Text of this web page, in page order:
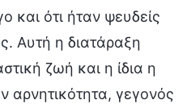
και ότι ήταν ψευδείς
Αυτή η διατάραξη
ζωή και η ίδια η
αρνητικότητα, γεγονός